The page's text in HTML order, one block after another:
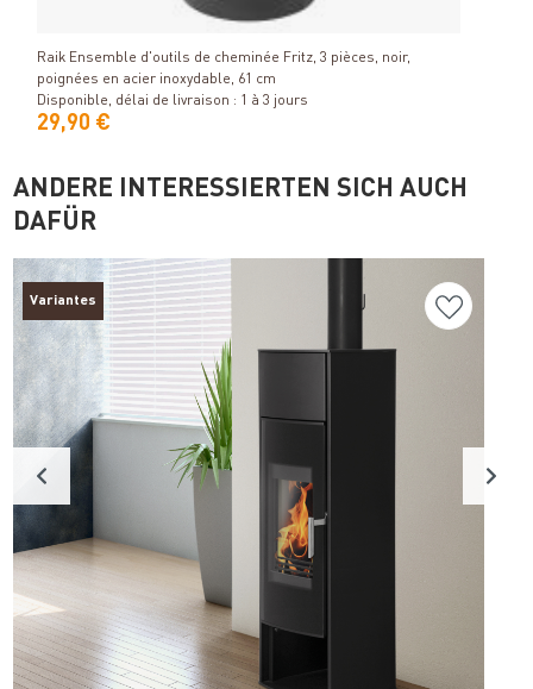
Détails
Raik Ensemble d'outils de cheminée Fritz, 3 pièces, noir,
poignées en acier inoxydable, 61 cm
Disponible, délai de livraison : 1 à 3 jours
29,90 €
ANDERE INTERESSIERTEN SICH AUCH
DAFÜR
Variantes